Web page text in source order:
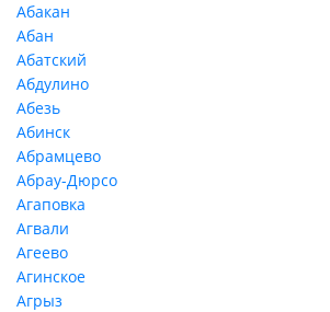
Абакан
Абан
Абатский
Абдулино
Абезь
Абинск
Абрамцево
Абрау-Дюрсо
Агаповка
Агвали
Агеево
Агинское
Агрыз